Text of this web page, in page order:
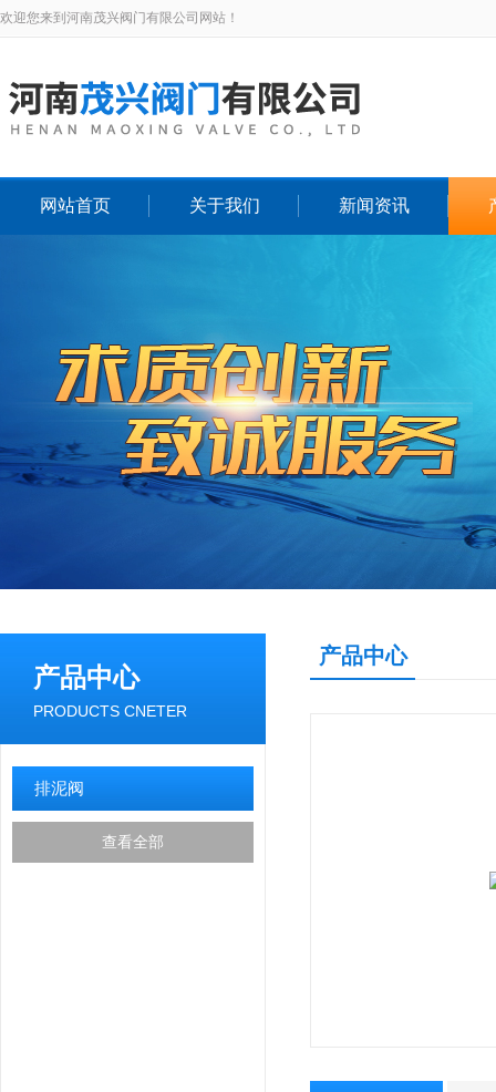
欢迎您来到河南茂兴阀门有限公司网站！
网站首页 关于我们 新闻资讯
产品中心
PRODUCTS CNETER
排泥阀
查看全部
产品中心